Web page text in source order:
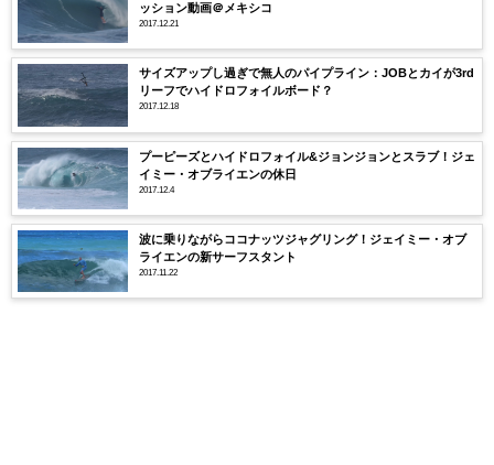
ッション動画＠メキシコ
2017.12.21
サイズアップし過ぎで無人のパイプライン：JOBとカイが3rd
リーフでハイドロフォイルボード？
2017.12.18
プーピーズとハイドロフォイル&ジョンジョンとスラブ！ジェ
イミー・オブライエンの休日
2017.12.4
波に乗りながらココナッツジャグリング！ジェイミー・オブ
ライエンの新サーフスタント
2017.11.22